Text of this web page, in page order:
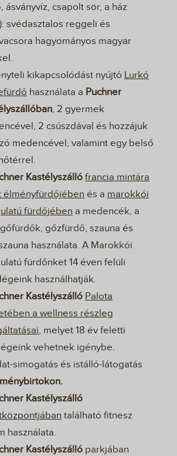
ásványvíz, csapolt sör, a ház
svédasztalos reggeli és
hagyományos magyar
kikapcsolódást nyújtó Lurkó
használata a Puchner
, 2 gyermek
2 csúszdával és hozzájuk
medencével, valamint egy belső
Kastélyszállófrancia mintára
élményfürdőjében és a marokkói
fürdőjében a medencék, a
gőzfürdő, szauna és
használata. A Marokkói
fürdőnket 14 éven felüli
használhatják.
Kastélyszálló Palota
a wellness részleg
, melyet 18 év feletti
vehetnek igénybe.
simogatás és istálló-látogatás
Kastélyszálló
található fitnesz
használata.
Kastélyszálló parkjában